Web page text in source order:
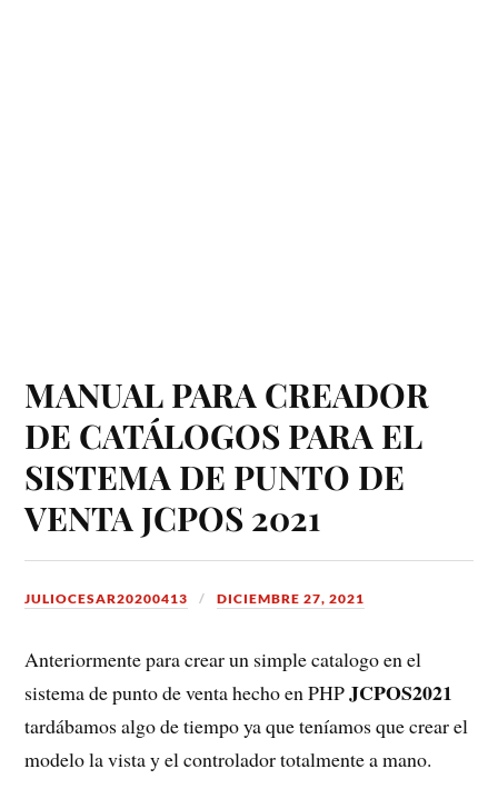
MANUAL PARA CREADOR
DE CATÁLOGOS PARA EL
SISTEMA DE PUNTO DE
VENTA JCPOS 2021
JULIOCESAR20200413 DICIEMBRE 27, 2021
Anteriormente para crear un simple catalogo en el
sistema de punto de venta hecho en PHPJCPOS2021
tardábamos algo de tiempo ya que teníamos que crear el
modelo la vista y el controlador totalmente a mano.